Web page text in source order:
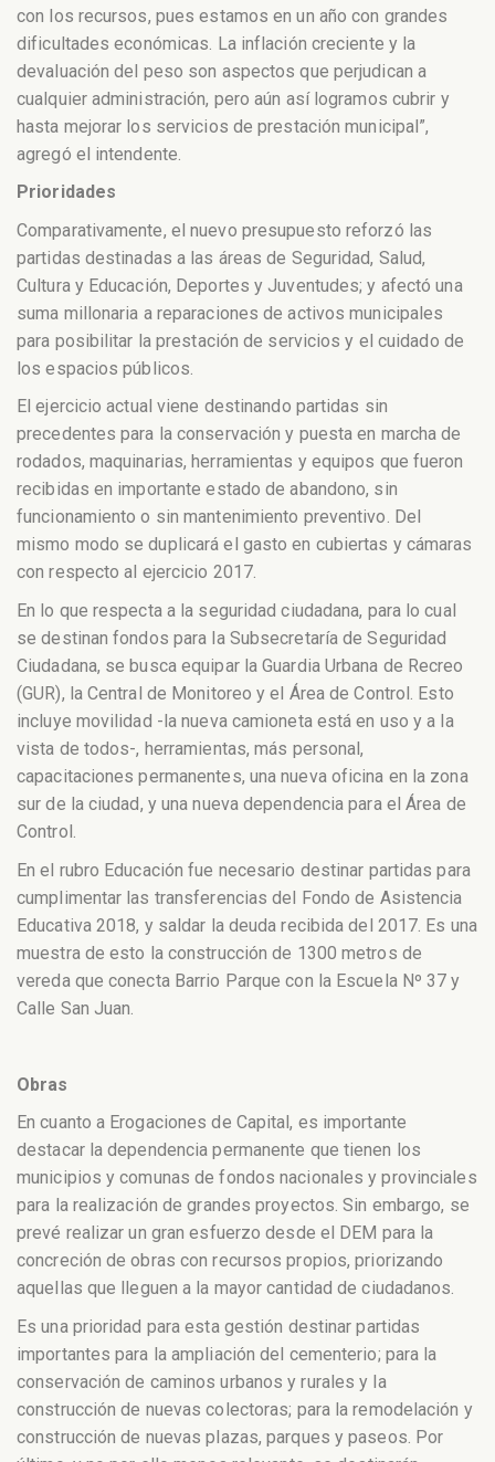
con los recursos, pues estamos en un año con grandes
dificultades económicas. La inflación creciente y la
devaluación del peso son aspectos que perjudican a
cualquier administración, pero aún así logramos cubrir y
hasta mejorar los servicios de prestación municipal”,
agregó el intendente.
Prioridades
Comparativamente, el nuevo presupuesto reforzó las
partidas destinadas a las áreas de Seguridad, Salud,
Cultura y Educación, Deportes y Juventudes; y afectó una
suma millonaria a reparaciones de activos municipales
para posibilitar la prestación de servicios y el cuidado de
los espacios públicos.
El ejercicio actual viene destinando partidas sin
precedentes para la conservación y puesta en marcha de
rodados, maquinarias, herramientas y equipos que fueron
recibidas en importante estado de abandono, sin
funcionamiento o sin mantenimiento preventivo. Del
mismo modo se duplicará el gasto en cubiertas y cámaras
con respecto al ejercicio 2017.
En lo que respecta a la seguridad ciudadana, para lo cual
se destinan fondos para la Subsecretaría de Seguridad
Ciudadana, se busca equipar la Guardia Urbana de Recreo
(GUR), la Central de Monitoreo y el Área de Control. Esto
incluye movilidad -la nueva camioneta está en uso y a la
vista de todos-, herramientas, más personal,
capacitaciones permanentes, una nueva oficina en la zona
sur de la ciudad, y una nueva dependencia para el Área de
Control.
En el rubro Educación fue necesario destinar partidas para
cumplimentar las transferencias del Fondo de Asistencia
Educativa 2018, y saldar la deuda recibida del 2017. Es una
muestra de esto la construcción de 1300 metros de
vereda que conecta Barrio Parque con la Escuela Nº 37 y
Calle San Juan.
Obras
En cuanto a Erogaciones de Capital, es importante
destacar la dependencia permanente que tienen los
municipios y comunas de fondos nacionales y provinciales
para la realización de grandes proyectos. Sin embargo, se
prevé realizar un gran esfuerzo desde el DEM para la
concreción de obras con recursos propios, priorizando
aquellas que lleguen a la mayor cantidad de ciudadanos.
Es una prioridad para esta gestión destinar partidas
importantes para la ampliación del cementerio; para la
conservación de caminos urbanos y rurales y la
construcción de nuevas colectoras; para la remodelación y
construcción de nuevas plazas, parques y paseos. Por